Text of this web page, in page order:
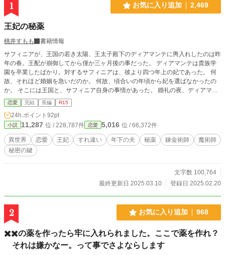
1 お気に入り追加 2,469
王妃の秘薬
桃井すもも
書籍情報
サフィニアが、王国の若き太陽、王太子殿下のディアマンテに輿入れしたのは昨
年の春。王配が崩御してから僅か三ヶ月後の事だった。 ディアマンテは貴族学
園を卒業したばかり。対するサフィニアは、彼より四つ年上の妃であった。 何
故、それほど婚姻を急いだのか。 何故、頃合いの年頃から妃を選ばなかったの
か。 そこには王国と、サフィニア自身の事情があった。 婚礼の夜、ディアマン
テはサフィニアを独り残して寝室を出て行ってしまう。取り残されたサフィニア
は、初夜の寝室にぽつりと残され眠れぬ夜を明かす事となる。 サフィニアの耳
に届くディアマンテの噂。サフィニアを悩ます夫の行動。 そんなある日、サフ
ィニアは摩訶不思議な存在と出会う事になる。 ショートショート「恋の秘薬」
とご一緒にお楽しみ頂けます。 ❇鬼の誤字脱字を修復すべく公開後に激しい修
正が入ります。 「間を置いて二度美味しい」とご笑覧下さいませ。 ❇登場人物
のお名前が他作品とダダ被りする場合がございます。皆様別人でございます。
❇妄想遠泳の果てに波打ち際に打ち上げられた妄想スイマーによる寝物語です。
疲れたお心とお身体を妄想で癒やして頂けますと泳ぎ甲斐があります。 ❇座右
恋愛 完結 長編 R15
24h.ポイント 92pt
小説 11,287 位 / 228,787件 恋愛 5,016 位 / 66,372件
異世界 恋愛 王妃 すれ違い 年下の夫 秘薬 錬金術師
魔術師
秘密の鍵
文字数 100,764
最終更新日 2025.03.10
登録日 2025.02.20
2 お気に入り追加 968
✖️✖️の薬を作ったら牢に入れられました。ここで薬を作れ？
それは嫌かなー。って事でさよならします